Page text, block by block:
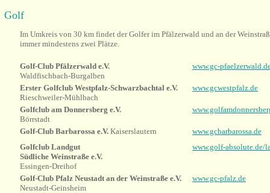
Golf
Im Umkreis von 30 km findet der Golfer im Pfälzerwald und an der
immer mindestens zwei Plätze.
Golf-Club Pfälzerwald e.V.
Waldfischbach-Burgalben
www.gc-
Erster Golfclub Westpfalz-Schwarzbachtal e.V.
Rieschweiler-Mühlbach
www.gcwestpfalz.de
Golfclub am Donnersberg e.V.
Börrstadt
Golf-Club Barbarossa e.V. Kaiserslautern
www.gcbarbarossa.de
Golfclub Landgut
Südliche Weinstraße e.V.
Essingen-Dreihof
www.golf-absolute.de/
Golf-Club Pfalz Neustadt an der Weinstraße e.V.
Neustadt-Geinsheim
www.gc-pfalz.de